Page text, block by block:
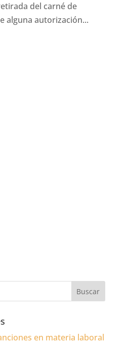
del carné de
alguna autorización...
en materia laboral